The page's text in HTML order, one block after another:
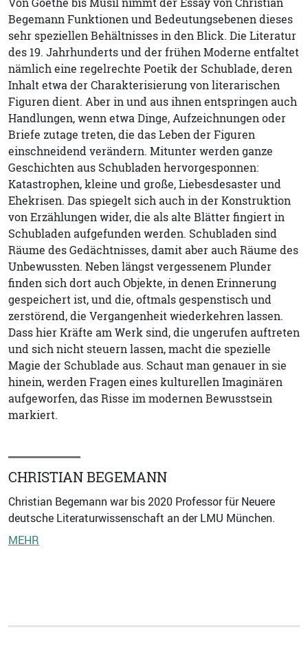
Begemann Funktionen und Bedeutungsebenen dieses
sehr speziellen Behältnisses in den Blick. Die Literatur
des 19. Jahrhunderts und der frühen Moderne entfaltet
nämlich eine regelrechte Poetik der Schublade, deren
Inhalt etwa der Charakterisierung von literarischen
Figuren dient. Aber in und aus ihnen entspringen auch
Handlungen, wenn etwa Dinge, Aufzeichnungen oder
Briefe zutage treten, die das Leben der Figuren
einschneidend verändern. Mitunter werden ganze
Geschichten aus Schubladen hervorgesponnen:
Katastrophen, kleine und große, Liebesdesaster und
Ehekrisen. Das spiegelt sich auch in der Konstruktion
von Erzählungen wider, die als alte Blätter fingiert in
Schubladen aufgefunden werden. Schubladen sind
Räume des Gedächtnisses, damit aber auch Räume des
Unbewussten. Neben längst vergessenem Plunder
finden sich dort auch Objekte, in denen Erinnerung
gespeichert ist, und die, oftmals gespenstisch und
zerstörend, die Vergangenheit wiederkehren lassen.
Dass hier Kräfte am Werk sind, die ungerufen auftreten
und sich nicht steuern lassen, macht die spezielle
Magie der Schublade aus. Schaut man genauer in sie
hinein, werden Fragen eines kulturellen Imaginären
aufgeworfen, das Risse im modernen Bewusstsein
markiert.
CHRISTIAN BEGEMANN
Christian Begemann war bis 2020 Professor für Neuere
deutsche Literaturwissenschaft an der LMU München.
MEHR